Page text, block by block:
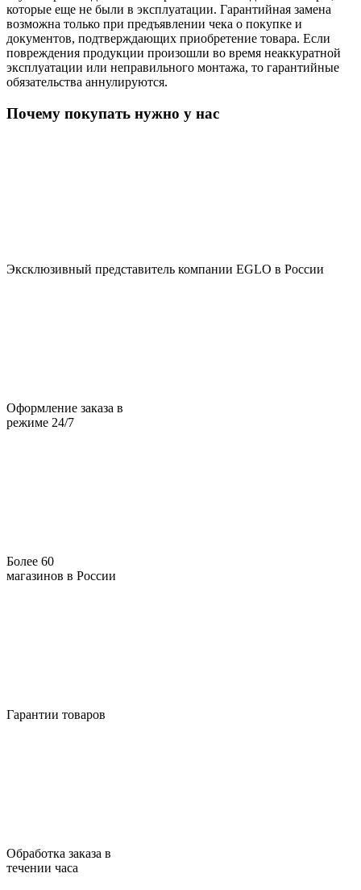
которые еще не были в эксплуатации. Гарантийная замена
возможна только при предъявлении чека о покупке и
документов, подтверждающих приобретение товара. Если
повреждения продукции произошли во время неаккуратной
эксплуатации или неправильного монтажа, то гарантийные
обязательства аннулируются.
Почему покупать нужно у нас
Эксклюзивный представитель компании EGLO в России
Оформление заказа в
режиме 24/7
Более 60
магазинов в России
Гарантии товаров
Обработка заказа в
течении часа